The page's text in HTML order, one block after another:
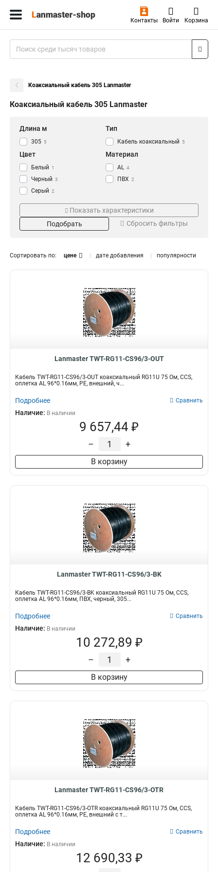
Контакты Войти Корзина
Коаксиальный кабель 305 Lanmaster
Коаксиальный кабель 305 Lanmaster
Длина м
305 5
Тип
Кабель коаксиальный 5
Цвет
Белый 1
Черный 3
Серый 2
Материал
AL 4
ПВХ 2
Длина
100 1
Тип кабеля
RG6U 1
RG58 1
Тип оболочки
TWT-RG11-CS96/3-OTR 1
TWT-RG11-CS96/3-OUT 1
TWT-RG11-CS96/3-BK 1
Показать характеристики
Подобрать
Сбросить фильтры
Сортировать по: цене дате добавления популярности
Lanmaster TWT-RG11-CS96/3-OUT
Кабель TWT-RG11-CS96/3-OUT коаксиальный RG11U 75 Ом, CCS,
оплетка AL 96*0.16мм, PE, внешний, ч...
Подробнее Сравнить
Наличие: В наличии
9 657,44 ₽
– +
В корзину
Lanmaster TWT-RG11-CS96/3-BK
Кабель TWT-RG11-CS96/3-BK коаксиальный RG11U 75 Ом, CCS,
оплетка AL 96*0.16мм, ПВХ, черный, 305...
Подробнее Сравнить
Наличие: В наличии
10 272,89 ₽
– +
В корзину
Lanmaster TWT-RG11-CS96/3-OTR
Кабель TWT-RG11-CS96/3-OTR коаксиальный RG11U 75 Ом, CCS,
оплетка AL 96*0.16мм, PE, внешний с т...
Подробнее Сравнить
Наличие: В наличии
12 690,33 ₽